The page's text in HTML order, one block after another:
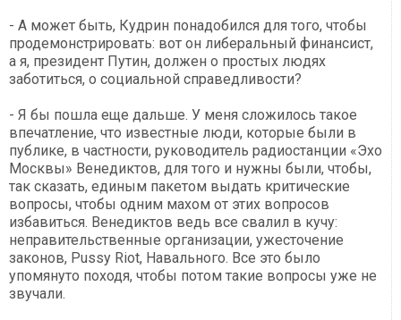
- А может быть, Кудрин понадобился для того, чтобы
продемонстрировать: вот он либеральный финансист,
а я, президент Путин, должен о простых людях
заботиться, о социальной справедливости?
- Я бы пошла еще дальше. У меня сложилось такое
впечатление, что известные люди, которые были в
публике, в частности, руководитель радиостанции «Эхо
Москвы» Венедиктов, для того и нужны были, чтобы,
так сказать, единым пакетом выдать критические
вопросы, чтобы одним махом от этих вопросов
избавиться. Венедиктов ведь все свалил в кучу:
неправительственные организации, ужесточение
законов, Pussy Riot, Навального. Все это было
упомянуто походя, чтобы потом такие вопросы уже не
звучали.